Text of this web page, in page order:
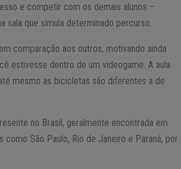
e competir com os demais alunos –
sala que simula determinado percurso.
comparação aos outros, motivando ainda
estivesse dentro de um videogame. A aula
mesmo as bicicletas são diferentes a de
no Brasil, geralmente encontrada em
como São Paulo, Rio de Janeiro e Paraná, por